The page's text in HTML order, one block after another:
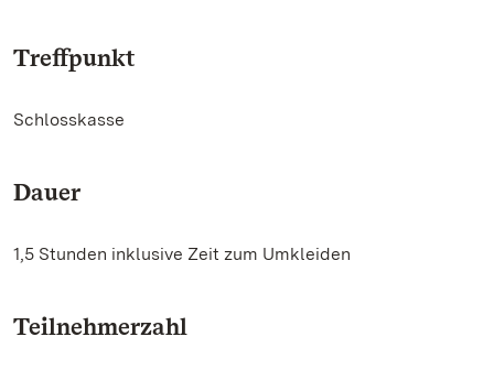
Treffpunkt
Schlosskasse
Dauer
1,5 Stunden inklusive Zeit zum Umkleiden
Teilnehmerzahl